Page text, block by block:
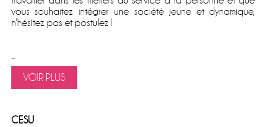
vous souhaitez intégrer une société jeune et dynamique,
n'hésitez pas et postulez !
...
VOIR PLUS
CESU